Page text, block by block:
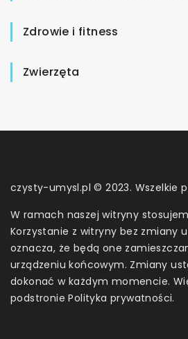
Zdrowie i fitness
Zwierzęta
czysty-umysl.pl © 2023. Wszelkie
W ramach naszej witryny
Korzystanie z witryny bez zmiany
oznacza, że będą one
urządzeniu końcowym. Zmiany
dokonać w każdym momencie.
podstroniePolityka prywatności.